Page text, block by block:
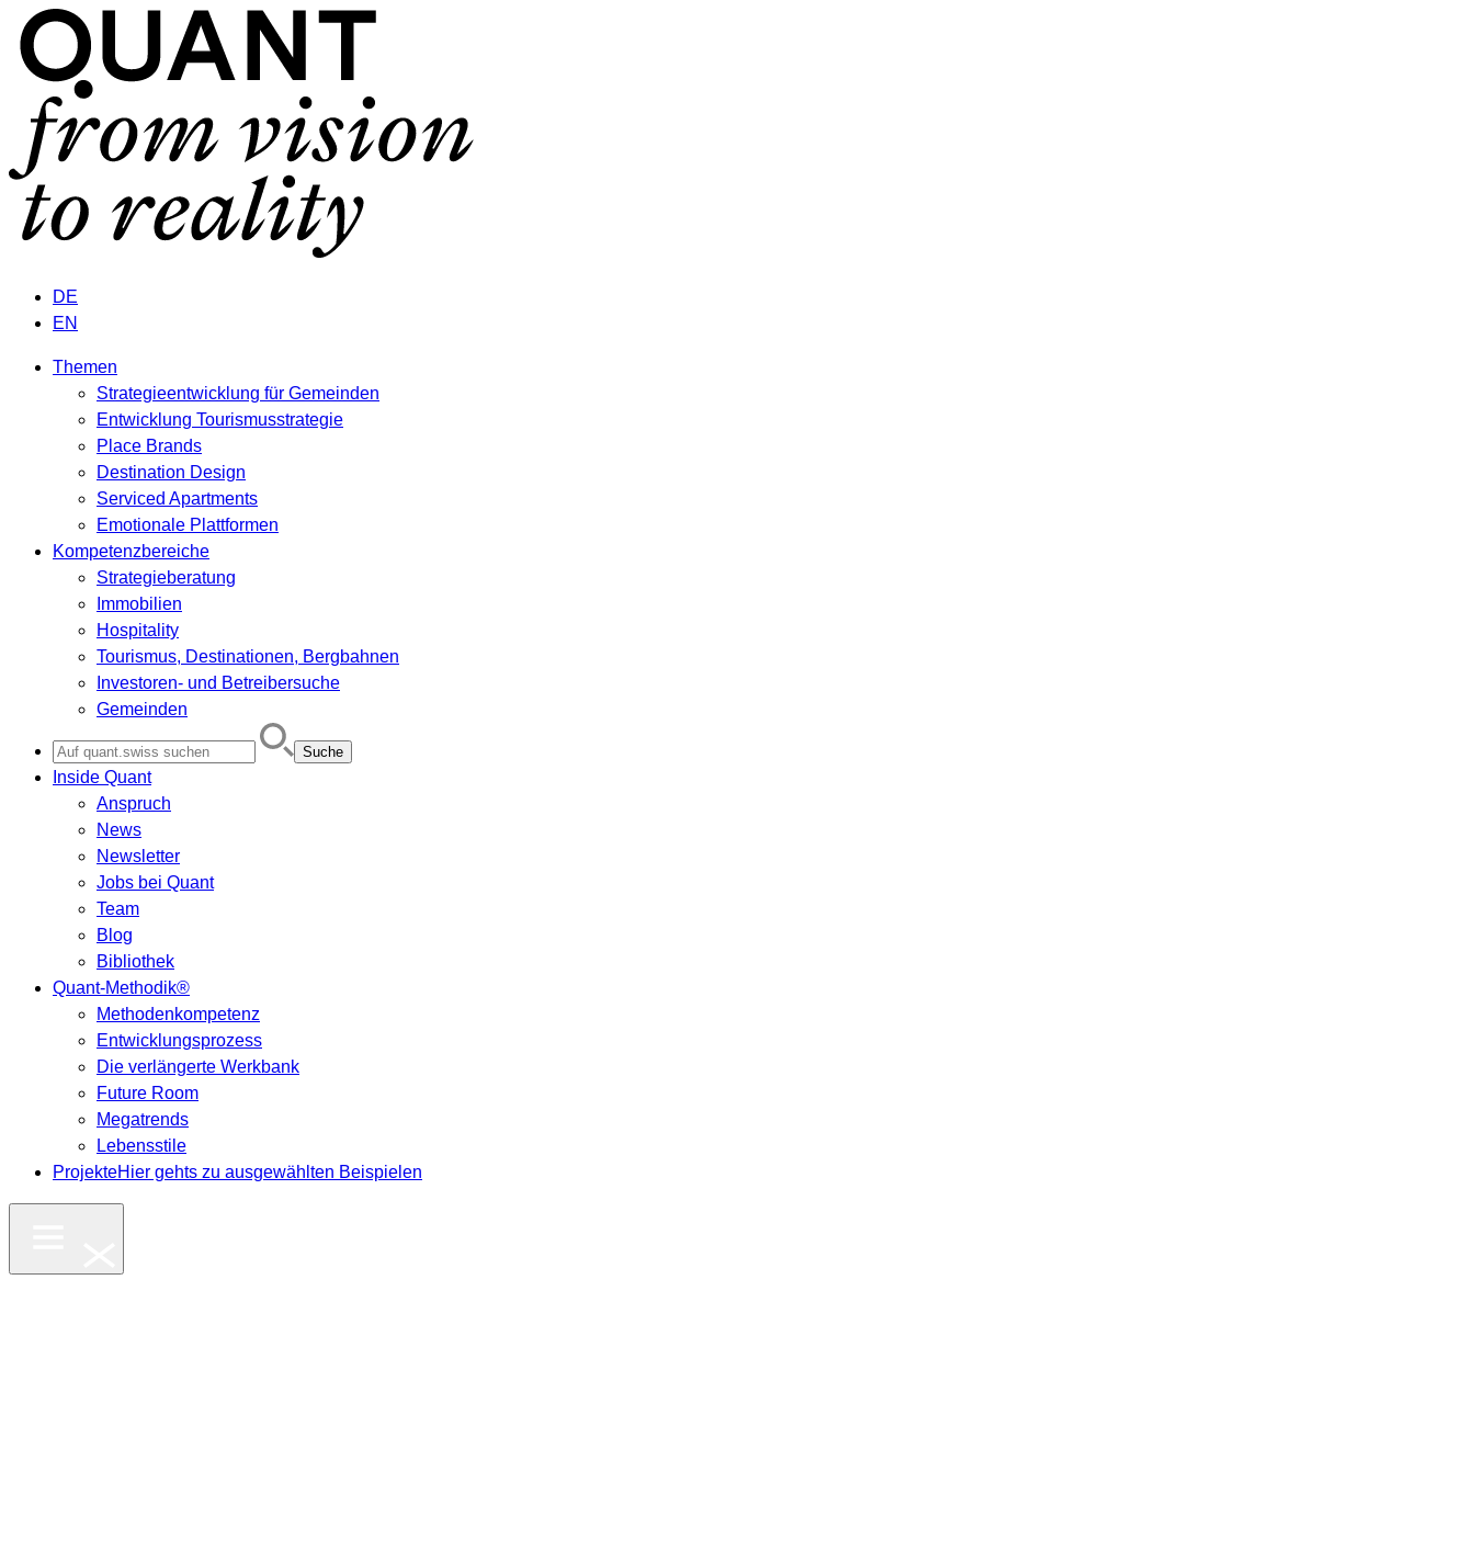
DE
EN
Themen
Strategieentwicklung für Gemeinden
Entwicklung Tourismusstrategie
Place Brands
Destination Design
Serviced Apartments
Emotionale Plattformen
Kompetenzbereiche
Strategieberatung
Immobilien
Hospitality
Tourismus, Destinationen, Bergbahnen
Investoren- und Betreibersuche
Gemeinden
for:
Inside Quant
Anspruch
News
Newsletter
Jobs bei Quant
Team
Blog
Bibliothek
Quant-Methodik®
Methodenkompetenz
Entwicklungsprozess
Die verlängerte Werkbank
Future Room
Megatrends
Lebensstile
ProjekteHier gehts zu ausgewählten Beispielen